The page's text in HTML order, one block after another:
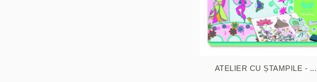
ATELIER CU ȘTAMPILE - ...